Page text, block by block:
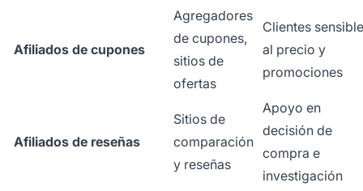
Afiliados de cupones
Agregadores
de cupones,
sitios de
ofertas
Clientes
al precio y
promociones
Afiliados de reseñas
Sitios de
comparación
y reseñas
Apoyo en
decisión de
compra e
investigación